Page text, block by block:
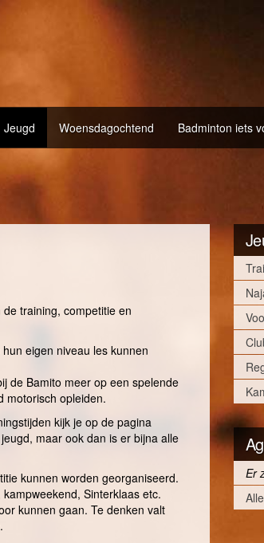
Jeugd Woensdagochtend Badminton iets
training, competitie en
eigen niveau les kunnen
de Bamito meer op een spelende
motorisch opleiden.
kijk je op de pagina
maar ook dan is er bijna alle
kunnen worden georganiseerd.
Sinterklaas etc.
kunnen gaan. Te denken valt
Er